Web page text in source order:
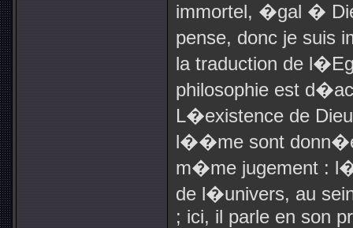
immortel, �gal �
pense, donc je suis
la traduction de
philosophie est
L�existence de
l��me sont
m�me jugement :
de l�univers, au
; ici, il parle en son